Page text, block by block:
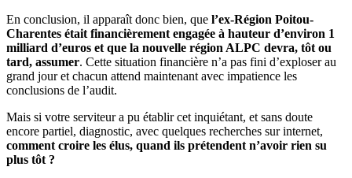
En conclusion, il apparaît donc bien, que l’ex-Région Poitou-
Charentes était financièrement engagée à hauteur d’environ 1
milliard d’euros et que la nouvelle région ALPC devra, tôt ou
tard, assumer. Cette situation financière n’a pas fini d’exploser au
grand jour et chacun attend maintenant avec impatience les
conclusions de l’audit.
Mais si votre serviteur a pu établir cet inquiétant, et sans doute
encore partiel, diagnostic, avec quelques recherches sur internet,
comment croire les élus, quand ils prétendent n’avoir rien su
plus tôt ?